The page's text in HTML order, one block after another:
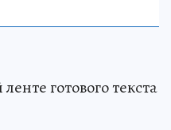
готового текста